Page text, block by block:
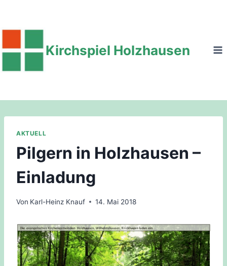
springen
Kirchspiel Holzhausen
AKTUELL
Pilgern in Holzhausen –
Einladung
Von Karl-Heinz Knauf 14. Mai 2018